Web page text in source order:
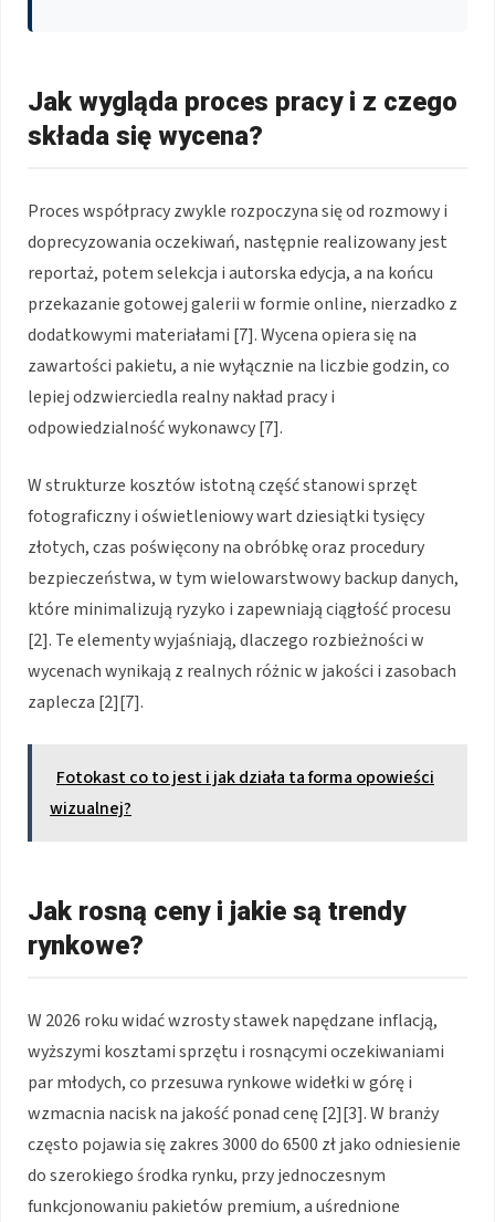
Jak wygląda proces pracy i z czego
składa się wycena?
Proces współpracy zwykle rozpoczyna się od rozmowy i
doprecyzowania oczekiwań, następnie realizowany jest
reportaż, potem selekcja i autorska edycja, a na końcu
przekazanie gotowej galerii w formie online, nierzadko z
dodatkowymi materiałami [7]. Wycena opiera się na
zawartości pakietu, a nie wyłącznie na liczbie godzin, co
lepiej odzwierciedla realny nakład pracy i
odpowiedzialność wykonawcy [7].
W strukturze kosztów istotną część stanowi sprzęt
fotograficzny i oświetleniowy wart dziesiątki tysięcy
złotych, czas poświęcony na obróbkę oraz procedury
bezpieczeństwa, w tym wielowarstwowy backup danych,
które minimalizują ryzyko i zapewniają ciągłość procesu
[2]. Te elementy wyjaśniają, dlaczego rozbieżności w
wycenach wynikają z realnych różnic w jakości i zasobach
zaplecza [2][7].
Fotokast co to jest i jak działa ta forma opowieści
wizualnej?
Jak rosną ceny i jakie są trendy
rynkowe?
W 2026 roku widać wzrosty stawek napędzane inflacją,
wyższymi kosztami sprzętu i rosnącymi oczekiwaniami
par młodych, co przesuwa rynkowe widełki w górę i
wzmacnia nacisk na jakość ponad cenę [2][3]. W branży
często pojawia się zakres 3000 do 6500 zł jako odniesienie
do szerokiego środka rynku, przy jednoczesnym
funkcjonowaniu pakietów premium, a uśrednione